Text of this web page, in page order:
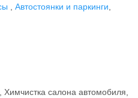
Автостоянки и паркинги
, Химчистка салона автомобиля,